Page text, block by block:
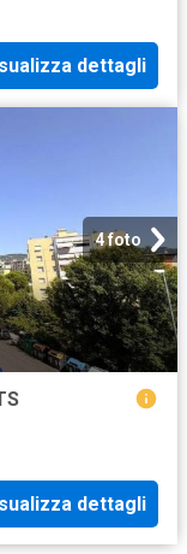
dettagli
4 foto
dettagli